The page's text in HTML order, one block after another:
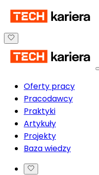
Oferty pracy
Pracodawcy
Praktyki
Artykuły
Projekty
Baza wiedzy